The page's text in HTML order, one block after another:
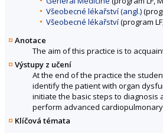
Všeobecné lékařství (angl.)
Všeobecné lékařství(program
Anotace
The aim of this practice is to
Výstupy z učení
At the end of the practice the
identify the patient with organ
initiate the basic steps to diagnosis
perform advanced
Klíčová témata